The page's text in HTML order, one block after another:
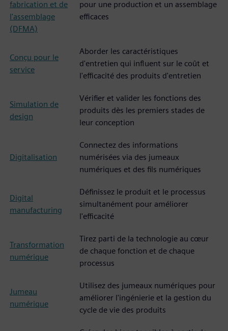
fabrication et de
l'assemblage
(DFMA)
pour une production et un assemblage
efficaces
Conçu pour le
service
Aborder les caractéristiques
d'entretien qui influent sur le coût et
l'efficacité des produits d'entretien
Simulation de
design
Vérifier et valider les fonctions des
produits dès les premiers stades de
leur conception
Digitalisation
Connectez des informations
numérisées via des jumeaux
numériques et des fils numériques
Digital
manufacturing
Définissez le produit et le processus
simultanément pour améliorer
l'efficacité
Transformation
numérique
Tirez parti de la technologie au cœur
de chaque fonction et de chaque
processus
Jumeau
numérique
Utilisez des jumeaux numériques pour
améliorer l'ingénierie et la gestion du
cycle de vie des produits